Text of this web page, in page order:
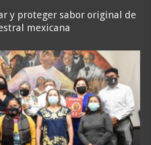
y proteger sabor original de
mexicana